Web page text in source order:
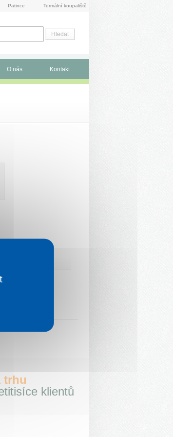
Patince Termální koupaliště
O nás Kontakt
trhu
klientů